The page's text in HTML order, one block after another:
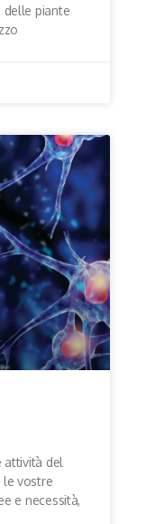
delle piante
attività del
le vostre
e necessità,